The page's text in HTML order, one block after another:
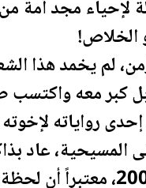
لإحياء مجد أمة
الخلاص!
لم يخمد هذا
كبر معه واكتسب
رواياته
المسيحية، عاد
لحظة